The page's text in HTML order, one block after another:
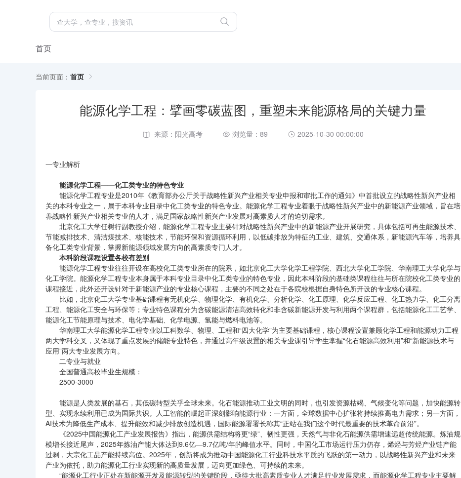
首页
当前页面： 首页
能源化学工程：擘画零碳蓝图，重塑未来能源格局的关键力量
来源：阳光高考 浏览量：89 2025-10-30 00:00:00
一专业解析
能源化学工程——化工类专业的特色专业
能源化学工程专业是2010年《教育部办公厅关于战略性新兴产业相关专业申报和审批工作的通知》中首批设立的战略性新兴产业相
关的本科专业之一，属于本科专业目录中化工类专业的特色专业。能源化学工程专业着眼于战略性新兴产业中的新能源产业领域，旨在培
养战略性新兴产业相关专业的人才，满足国家战略性新兴产业发展对高素质人才的迫切需求。
北京化工大学任树行副教授介绍，能源化学工程专业主要针对战略性新兴产业中的新能源产业开展研究，具体包括可再生能源技术、
节能减排技术、清洁煤技术、核能技术，节能环保和资源循环利用，以低碳排放为特征的工业、建筑、交通体系，新能源汽车等，培养具
备化工类专业背景，掌握新能源领域发展方向的高素质专门人才。
本科阶段课程设置各校有差别
能源化学工程专业往往开设在高校化工类专业所在的院系，如北京化工大学化学工程学院、西北大学化工学院、华南理工大学化学与
化工学院。能源化学工程专业本身属于本科专业目录中化工类专业的特色专业，因此本科阶段的基础类课程往往与所在院校化工类专业的
课程接近，此外还开设针对于新能源产业的专业核心课程，主要的不同之处在于各院校根据自身特色所开设的专业核心课程。
比如，北京化工大学专业基础课程有无机化学、物理化学、有机化学、分析化学、化工原理、化学反应工程、化工热力学、化工分离
工程、能源化工安全与环保等；专业特色课程分为含碳能源清洁高效转化和非含碳新能源开发与利用两个课程群，包括能源化工工艺学、
能源化工节能原理与技术、电化学基础、化学电源、氢能与燃料电池等。
华南理工大学能源化学工程专业以工科数学、物理、工程和“四大化学”为主要基础课程，核心课程设置兼顾化学工程和能源动力工程
两大学科交叉，又体现了重点发展的储能专业特色，并通过高年级设置的相关专业课引导学生掌握“化石能源高效利用”和“新能源技术与
应用”两大专业发展方向。
二专业与就业
全国普通高校毕业生规模：
2500-3000
能源是人类发展的基石，其低碳转型关乎全球未来。化石能源推动工业文明的同时，也引发资源枯竭、气候变化等问题，加快能源转
型、实现永续利用已成为国际共识。人工智能的崛起正深刻影响能源行业：一方面，全球数据中心扩张将持续推高电力需求；另一方面，
AI技术为降低生产成本、提升能效和减少排放创造机遇，国际能源署署长称其“正站在我们这个时代最重要的技术革命前沿”。
《2025中国能源化工产业发展报告》指出，能源供需结构将更“绿”、韧性更强，天然气与非化石能源供需增速远超传统能源。炼油规
模增长接近尾声，2025年炼油产能大体达到9.6亿—9.7亿吨/年的峰值水平。同时，中国化工市场运行压力仍存，烯烃与芳烃产业链产能
过剩，大宗化工品产能持续高位。2025年，创新将成为推动中国能源化工行业科技水平质的飞跃的第一动力，以战略性新兴产业和未来
产业为依托，助力能源化工行业实现新的高质量发展，迈向更加绿色、可持续的未来。
“能源化工行业正处在新能源开发及能源转型的关键阶段，亟待大批高素质专业人才满足行业发展需求，而能源化学工程专业主要解